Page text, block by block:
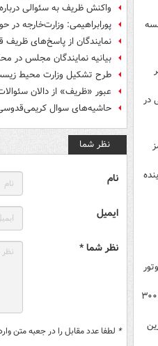
در
کلاهبرداری ۴ همتی یک شرکت مهاجرتی؛ ۳۰۰
واکنش ظریف به سئوالی
پورابراهیمی: وزارت‌خارجه
نمایندگان از پاسخ‌های ظریف
بیانیه نمایندگان مجلس در
طرح تشکیل وزارت محیط
عبور «ظریف» از دالان
حاشیه‌های سوال کریمی‌قدوسی
نظر شما
نام
ایمیل
نظر شما *
* لطفا عدد مقابل را در جعبه متن